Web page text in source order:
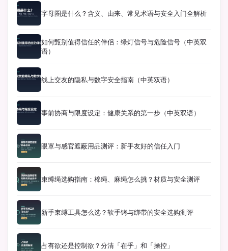
字母圈是什么？含义、由来、常见术语与安全入门全解析
如何甄别值得信任的伴侣：绿灯信号与危险信号（中英双
语）
线上交友的隐私与数字安全指南（中英双语）
事前协商与限度设定：健康关系的第一步（中英双语）
眼罩与感官遮蔽用品测评：新手友好的信任入门
束缚绳选购指南：棉绳、麻绳怎么挑？材质与安全测评
新手束缚工具怎么选？软手铐与绑带的安全选购测评
占有欲还是控制欲？分清「在乎」和「操控」